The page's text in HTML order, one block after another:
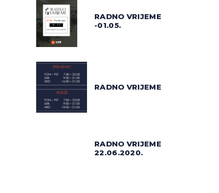
RADNO VRIJEME
-01.05.
RADNO VRIJEME
RADNO VRIJEME
22.06.2020.